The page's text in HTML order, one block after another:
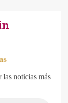
las noticias más